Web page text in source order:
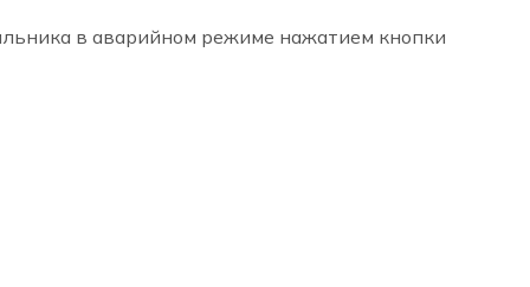
в аварийном режиме нажатием кнопки